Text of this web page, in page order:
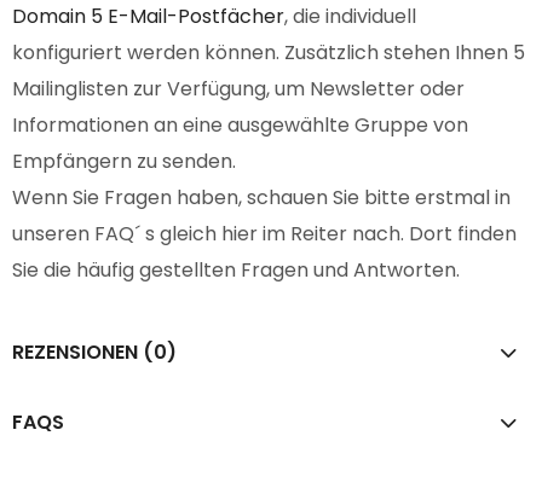
Domain 5 E-Mail-Postfächer, die individuell
konfiguriert werden können. Zusätzlich stehen Ihnen 5
Mailinglisten zur Verfügung, um Newsletter oder
Informationen an eine ausgewählte Gruppe von
Empfängern zu senden.
Wenn Sie Fragen haben, schauen Sie bitte erstmal in
unseren FAQ´ s gleich hier im Reiter nach. Dort finden
Sie die häufig gestellten Fragen und Antworten.
REZENSIONEN (0)
FAQS